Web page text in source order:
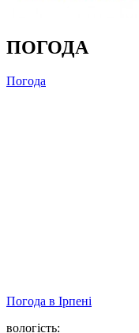
ПОГОДА
Погода
Погода в Ірпені
вологість: